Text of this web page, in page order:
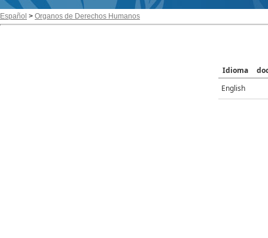
Español > Organos de Derechos Humanos
Idioma
English